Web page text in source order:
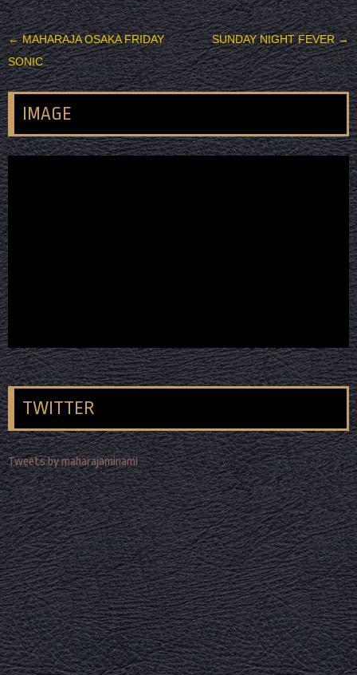
投稿ナビゲーション
←MAHARAJA OSAKA FRIDAY
SONIC
SUNDAY NIGHT FEVER→
IMAGE
TWITTER
Tweets by maharajaminami